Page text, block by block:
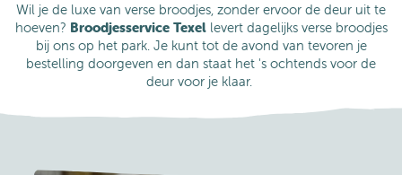
Wil je de luxe van verse broodjes, zonder ervoor de deur uit te
hoeven? Broodjesservice Texellevert dagelijks verse broodjes
bij ons op het park. Je kunt tot de avond van tevoren je
bestelling doorgeven en dan staat het 's ochtends voor de
deur voor je klaar.